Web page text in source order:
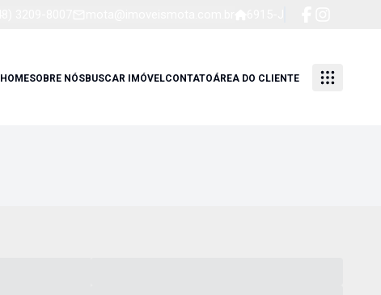
HOMESOBRE NÓSBUSCAR IMÓVELCONTATOÁREA DO CLIENTE